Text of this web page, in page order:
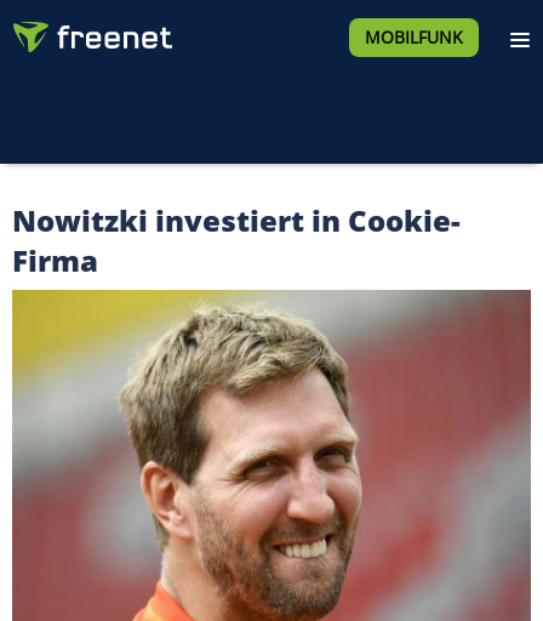
MOBILFUNK
Nowitzki investiert in Cookie-
Firma